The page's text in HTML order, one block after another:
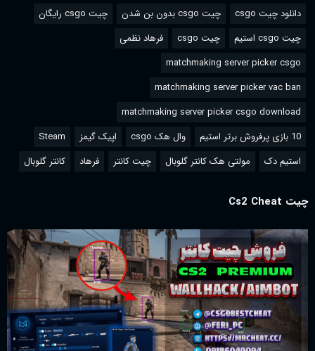
دانلود چیت csgo چیت csgo بدون بن شدن
چیت csgo رایگان
چیت csgo استیم
چیت csgo
فرهاد نظمی
matchmaking server picker csgo
matchmaking server picker vac ban
matchmaking server picker csgo download
10 بازی پرفروش برتر استیم
وال هک csgo اپیک گیمز
Steam
استیم دک
مولتی هک کانتر گلوبال چیت کانتر فرهاد کانتر گلوبال
چیت Cs2 Cheat